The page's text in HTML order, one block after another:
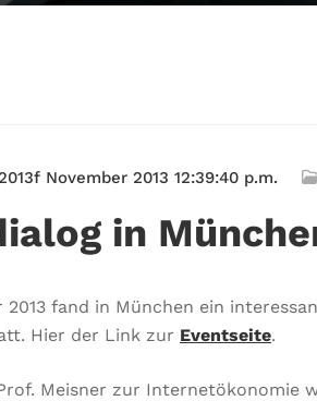
November 2013 12:39:40 p.m.
in
2013 fand in München ein
Hier der Link zur Eventseite.
Meisner zur Internetökonomie